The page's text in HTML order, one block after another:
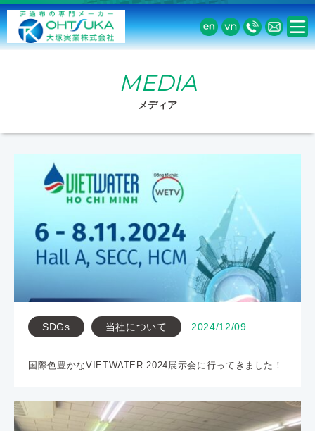
MEDIA
メディア
SDGs 当社について 2024/12/09
国際色豊かなVIETWATER 2024展示会に行ってきました！